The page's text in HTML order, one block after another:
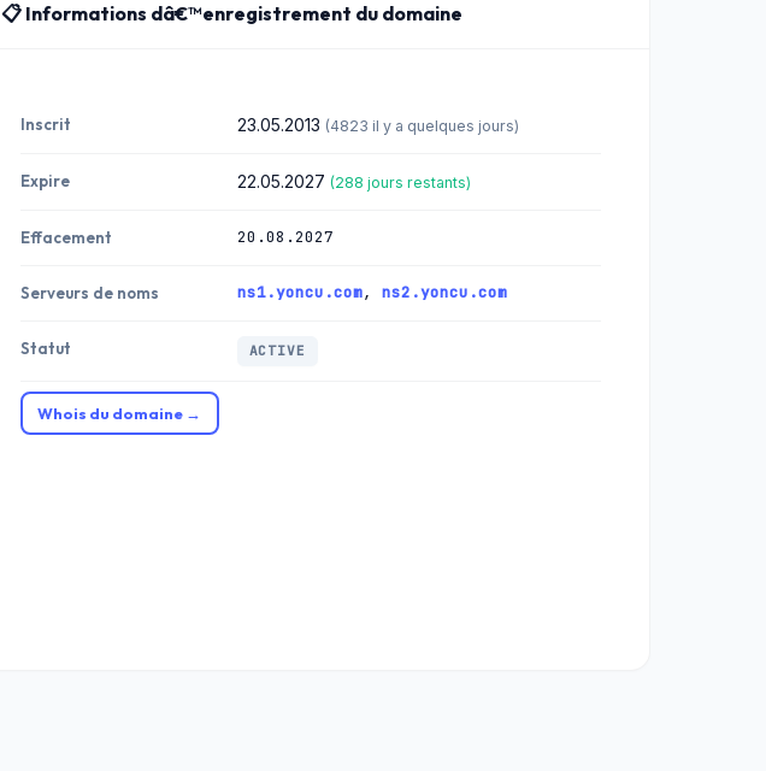
📋 Informations dâ€™enregistrement du domaine
Inscrit 23.05.2013 (4823 il y a quelques jours)
Expire 22.05.2027 (288 jours restants)
Effacement 20.08.2027
Serveurs de noms ns1.yoncu.com, ns2.yoncu.com
Statut ACTIVE
Whois du domaine →